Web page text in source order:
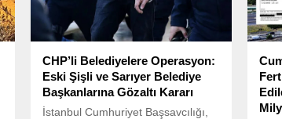
CHP’li Belediyelere Operasyon:
Eski Şişli ve Sarıyer Belediye
Başkanlarına Gözaltı Kararı
İstanbul Cumhuriyet Başsavcılığı,